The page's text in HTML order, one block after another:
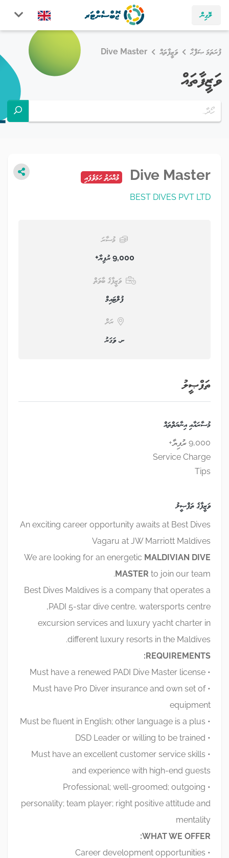
ލޮގިން
ފުރަތަމަ ޞަފްޙާ ވަޒީފާތައް Dive Master
ވަޒީފާތައް
Dive Master މުއްދަތު ހަމަވެފައި
BEST DIVES PVT LTD
މުސާރަ
9,000 ރުފިޔާ+
ވަޒީފާގެ ބާވަތް
ފުލްޓައިމް
ރަށް
ށ. ވަގަރު
ތަފްޞީލު
މުސާރައާއި އިނާޔަތްތައް
9,000 ރުފިޔާ+
Service Charge
Tips
ވަޒީފާގެ ތަފްޞީލު
An exciting career opportunity awaits at Best Dives
Vagaru at JW Marriott Maldives
We are looking for an energetic MALDIVIAN DIVE
MASTER to join our team.
Best Dives Maldives is a company that operates a
PADI 5-star dive centre, watersports centre,
excursion services and luxury yacht charter in
different luxury resorts in the Maldives.
REQUIREMENTS:
• Must have a renewed PADI Dive Master license
• Must have Pro Diver insurance and own set of
equipment
• Must be fluent in English; other language is a plus
• DSD Leader or willing to be trained
• Must have an excellent customer service skills
and experience with high-end guests
• Professional; well-groomed; outgoing
personality; team player; right positive attitude and
mentality
WHAT WE OFFER:
• Career development opportunities